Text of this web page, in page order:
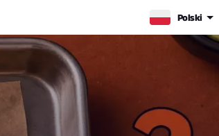
Polski